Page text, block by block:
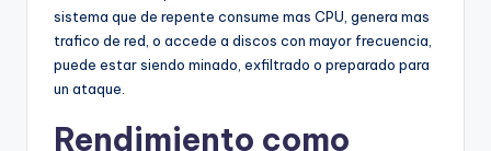
sistema que de repente consume mas CPU, genera mas
trafico de red, o accede a discos con mayor frecuencia,
puede estar siendo minado, exfiltrado o preparado para
un ataque.
Rendimiento como